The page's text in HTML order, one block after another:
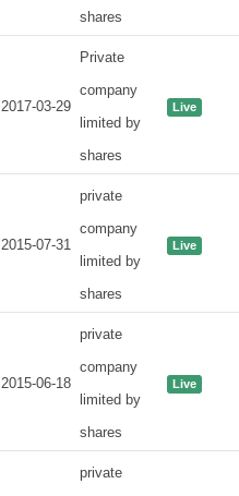
shares
2017-03-29
Private
company
limited by
shares
Live
2015-07-31
private
company
limited by
shares
Live
2015-06-18
private
company
limited by
shares
Live
private